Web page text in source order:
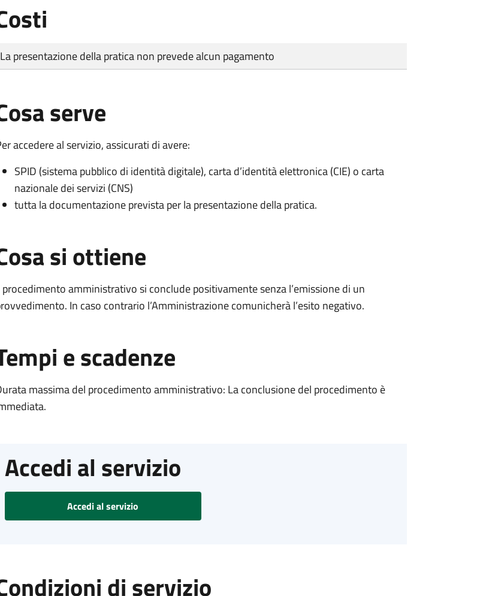
Tipo di pagamento
Importo
La presentazione della pratica non prevede alcun pagamento
serve
accedere al servizio, assicurati di avere:
SPID (sistema pubblico di identità digitale), carta d’identità elettronica (CIE) o carta
nazionale dei servizi (CNS)
tutta la documentazione prevista per la presentazione della pratica.
si ottiene
procedimento amministrativo si conclude positivamente senza l’emissione di un
In caso contrario l’Amministrazione comunicherà l’esito negativo.
e scadenze
massima del procedimento amministrativo: La conclusione del procedimento è
Accedi al servizio
Accedi al servizio
di servizio